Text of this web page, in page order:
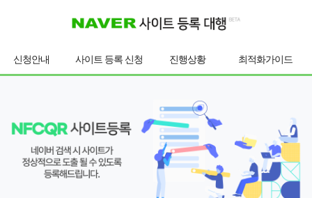
신청안내 사이트 등록 신청 진행상황 최적화가이드